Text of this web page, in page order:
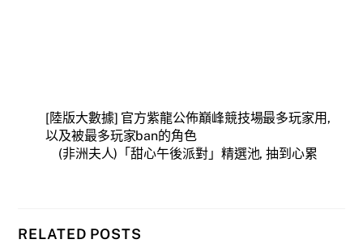
[陸版大數據] 官方紫龍公佈巔峰競技場最多玩家用,
以及被最多玩家ban的角色
(非洲夫人)「甜心午後派對」精選池, 抽到心累
RELATED POSTS